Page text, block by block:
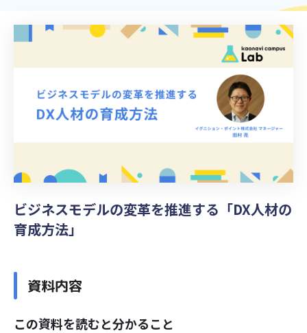
ビジネスモデルの変革を推進する「DX人材の
育成方法」
資料内容
この資料を読むと分かること